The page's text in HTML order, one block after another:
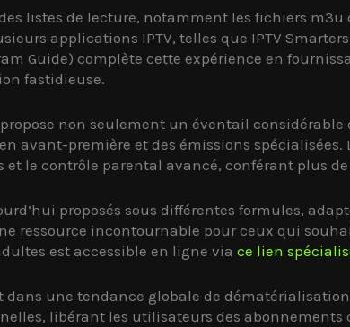
listes de lecture, notamment les fichiers
applications IPTV, telles que IPTV
Guide) complète cette expérience en
fastidieuse.
non seulement un éventail
avant-première et des émissions spécialisées.
le contrôle parental avancé, conférant plus
proposés sous différentes formules,
ressource incontournable pour ceux qui
est accessible en ligne via ce lien
une tendance globale de
libérant les utilisateurs des